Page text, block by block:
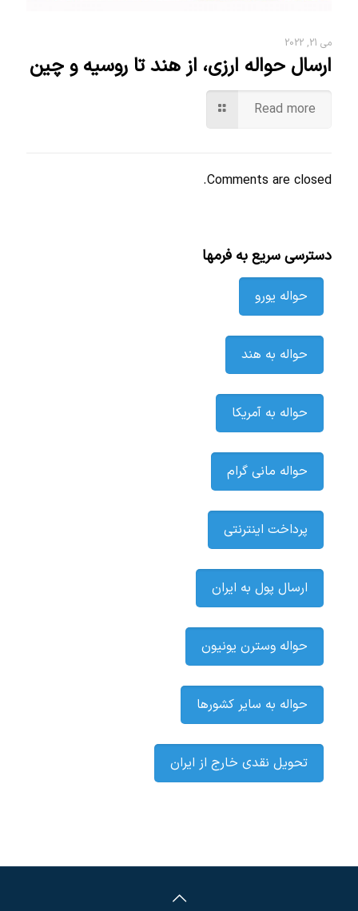
می 21, 2022
ارسال حواله ارزی، از هند تا روسیه و چین
Read more
Comments are closed.
دسترسی سریع به فرمها
حواله یورو
حواله به هند
حواله به آمریکا
حواله مانی گرام
پرداخت اینترنتی
ارسال پول به ایران
حواله وسترن یونیون
حواله به سایر کشورها
تحویل نقدی خارج از ایران